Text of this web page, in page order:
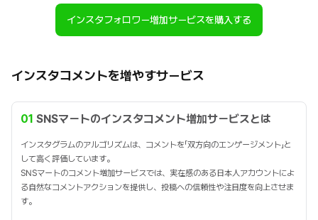
インスタフォロワー増加サービスを購入する
インスタコメントを増やすサービス
01 SNSマートのインスタコメント増加サービスとは
インスタグラムのアルゴリズムは、コメントを「双方向のエンゲージメント」と
して高く評価しています。
SNSマートのコメント増加サービスでは、実在感のある日本人アカウントによ
る自然なコメントアクションを提供し、投稿への信頼性や注目度を向上させま
す。